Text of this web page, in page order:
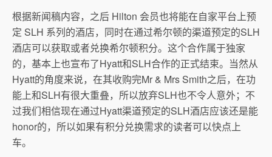
根据新闻稿内容，之后 Hilton 会员也将能在自家平台上预
定 SLH 系列的酒店，同时在通过希尔顿的渠道预定的SLH
酒店可以获取或者兑换希尔顿积分。这个合作属于独家
的，基本上也宣布了Hyatt和SLH合作的正式结束。当然从
Hyatt的角度来说，在其收购完Mr & Mrs Smith之后，在功
能上和SLH有很大重叠，所以放弃SLH也不令人意外；不
过我们相信现在通过Hyatt渠道预定的SLH酒店应该还是能
honor的，所以如果有积分兑换需求的读者可以快点上
车。